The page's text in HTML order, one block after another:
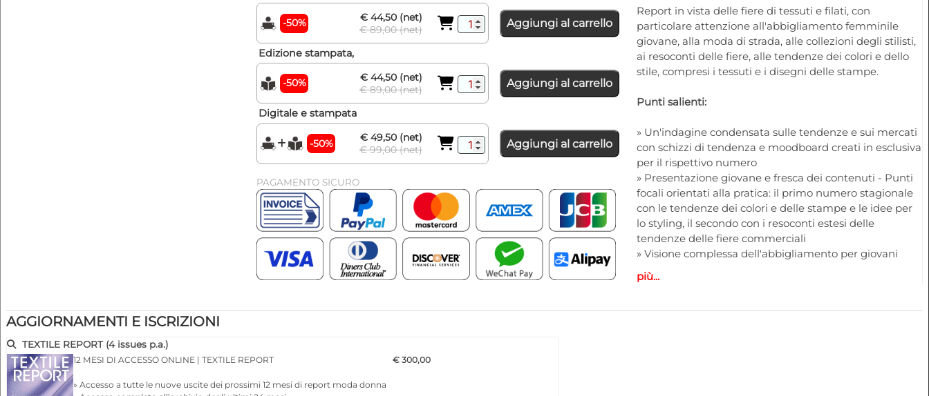
-50%
€ 44,50 (net)
€ 89,00 (net)
Aggiungi al carrello
Edizione stampata,
-50%
€ 44,50 (net)
€ 89,00 (net)
Aggiungi al carrello
Digitale e stampata
-50%
€ 49,50 (net)
€ 99,00 (net)
Aggiungi al carrello
PAGAMENTO SICURO
Report in vista delle fiere di tessuti e filati, con
particolare attenzione all'abbigliamento femminile
giovane, alla moda di strada, alle collezioni degli stilisti,
ai resoconti delle fiere, alle tendenze dei colori e dello
stile, compresi i tessuti e i disegni delle stampe.
Punti salienti:
» Un'indagine condensata sulle tendenze e sui mercati
con schizzi di tendenza e moodboard creati in esclusiva
per il rispettivo numero
» Presentazione giovane e fresca dei contenuti - Punti
focali orientati alla pratica: il primo numero stagionale
con le tendenze dei colori e delle stampe e le idee per
lo styling, il secondo con i resoconti estesi delle
tendenze delle fiere commerciali
» Visione complessa dell'abbigliamento per giovani
donne e ragazze (colori, materiali, design, styling,
accessori)
abiti e altro ancora
più...
AGGIORNAMENTI E ISCRIZIONI
TEXTILE REPORT (4 issues p.a.)
12 MESI DI ACCESSO ONLINE | TEXTILE REPORT
» Accesso a tutte le nuove uscite dei prossimi 12 mesi di report moda donna
€ 300,00